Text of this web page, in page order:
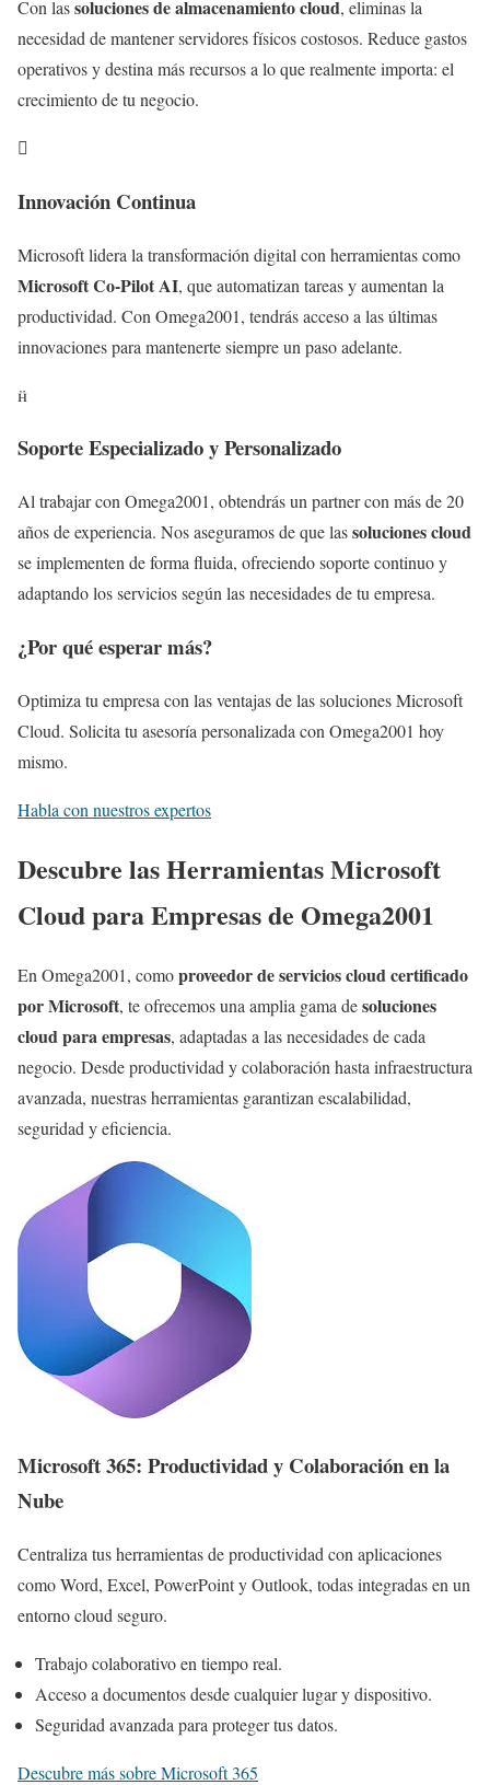
Con lassoluciones de almacenamiento cloud, eliminas la
necesidad de mantener servidores físicos costosos. Reduce gastos
operativos y destina más recursos a lo que realmente importa: el
crecimiento de tu negocio.

Innovación Continua
Microsoft lidera la transformación digital con herramientas como
Microsoft Co-Pilot AI, que automatizan tareas y aumentan la
productividad. Con Omega2001, tendrás acceso a las últimas
innovaciones para mantenerte siempre un paso adelante.

Soporte Especializado y Personalizado
Al trabajar con Omega2001, obtendrás un partner con más de 20
años de experiencia. Nos aseguramos de que lassoluciones cloud
se implementen de forma fluida, ofreciendo soporte continuo y
adaptando los servicios según las necesidades de tu empresa.
¿Por qué esperar más?
Optimiza tu empresa con las ventajas de las soluciones Microsoft
Cloud. Solicita tu asesoría personalizada con Omega2001 hoy
mismo.
Habla con nuestros expertos
Descubre las Herramientas Microsoft
Cloud para Empresas de Omega2001
En Omega2001, comoproveedor de servicios cloud certificado
por Microsoft, te ofrecemos una amplia gama desoluciones
cloud para empresas, adaptadas a las necesidades de cada
negocio. Desde productividad y colaboración hasta infraestructura
avanzada, nuestras herramientas garantizan escalabilidad,
seguridad y eficiencia.
Microsoft 365: Productividad y Colaboración en la
Nube
Centraliza tus herramientas de productividad con aplicaciones
como Word, Excel, PowerPoint y Outlook, todas integradas en un
entorno cloud seguro.
Trabajo colaborativo en tiempo real.
Acceso a documentos desde cualquier lugar y dispositivo.
Seguridad avanzada para proteger tus datos.
Descubre más sobre Microsoft 365